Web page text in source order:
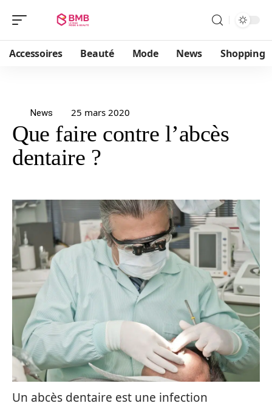
Accessoires Beauté Mode News Shopping
News 25 mars 2020
Que faire contre l’abcès
dentaire ?
Un abcès dentaire est une infection